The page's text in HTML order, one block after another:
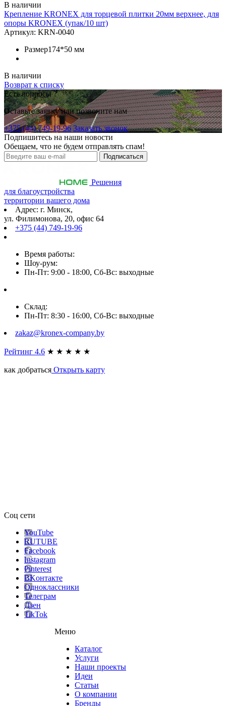
В наличии
Крепление KRONEX для торцевой плитки 20мм верхнее, для
опоры KRONEX (упак/10 шт)
Артикул: KRN-0040
Размер174*50 мм
В наличии
Возврат к списку
Есть вопросы ?
Оставьте заявку или позвоните нам
+375 (44) 749-19-96 Заказать звонок
Подпишитесь на наши новости
Обещаем, что не будем отправлять спам!
Решения
для благоустройства
территории вашего дома
Адрес: г. Минск,
ул. Филимонова, 20, офис 64
+375 (44) 749-19-96
Время работы:
Шоу-рум:
Пн-Пт: 9:00 - 18:00, Сб-Вс: выходные
Склад:
Пн-Пт: 8:30 - 16:00, Сб-Вс: выходные
zakaz@kronex-company.by
Рейтинг 4.6 ★ ★ ★ ★ ★
как добраться Открыть карту
Соц сети
YouTube
RUTUBE
Facebook
Instagram
Pinterest
ВKонтакте
Одноклассники
Телеграм
Дзен
TikTok
Меню
Каталог
Услуги
Наши проекты
Идеи
Статьи
О компании
Бренды